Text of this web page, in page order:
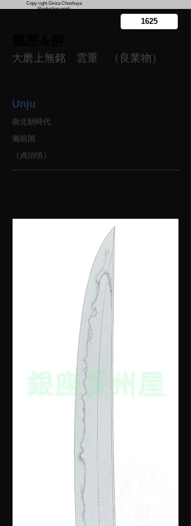
Copy right Ginza Choshuya
Production work
大磨上無銘 雲重 （良業物）
Unju
南北朝時代
備前国
（貞治頃）